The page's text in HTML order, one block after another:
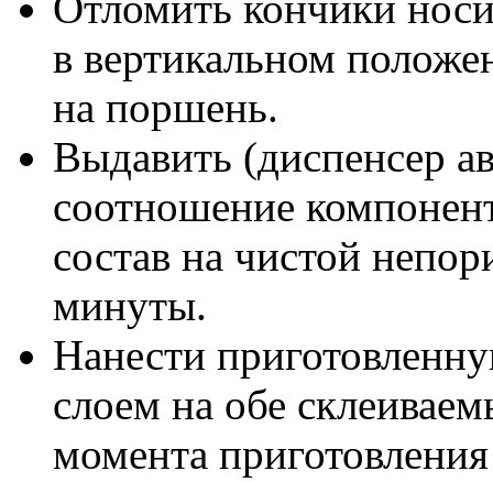
в вертикальном
на поршень.
Выдавить (диспенсер
соотношение
состав на чистой
минуты.
Нанести
слоем на обе
момента